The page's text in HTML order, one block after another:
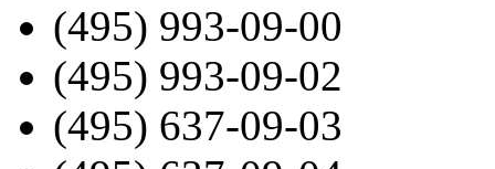
(495) 993-09-00
(495) 993-09-02
(495) 637-09-03